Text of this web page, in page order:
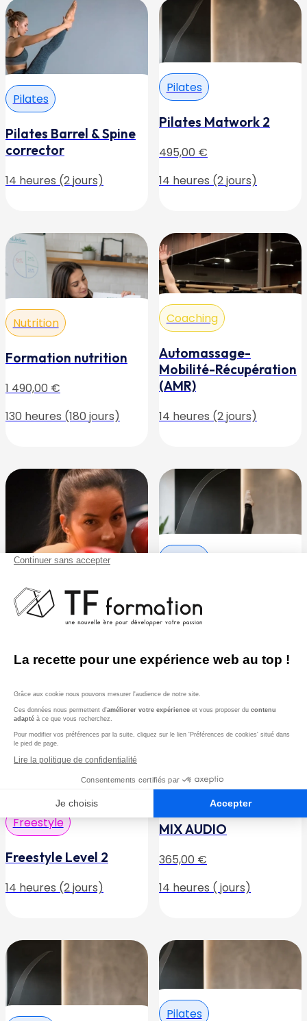
Pilates Barrel & Spine
corrector
14 heures (2 jours)
Pilates Matwork 2
495,00€
14 heures (2 jours)
Formation nutrition
1 490,00€
130 heures (180 jours)
Automassage-
Mobilité-Récupération
(AMR)
14 heures (2 jours)
Coaching
Boxe personal trainer 495,00€
Freestyle
Freestyle Level 2
14 heures (2 jours)
Freestyle
MIX AUDIO
365,00€
14 heures ( jours)